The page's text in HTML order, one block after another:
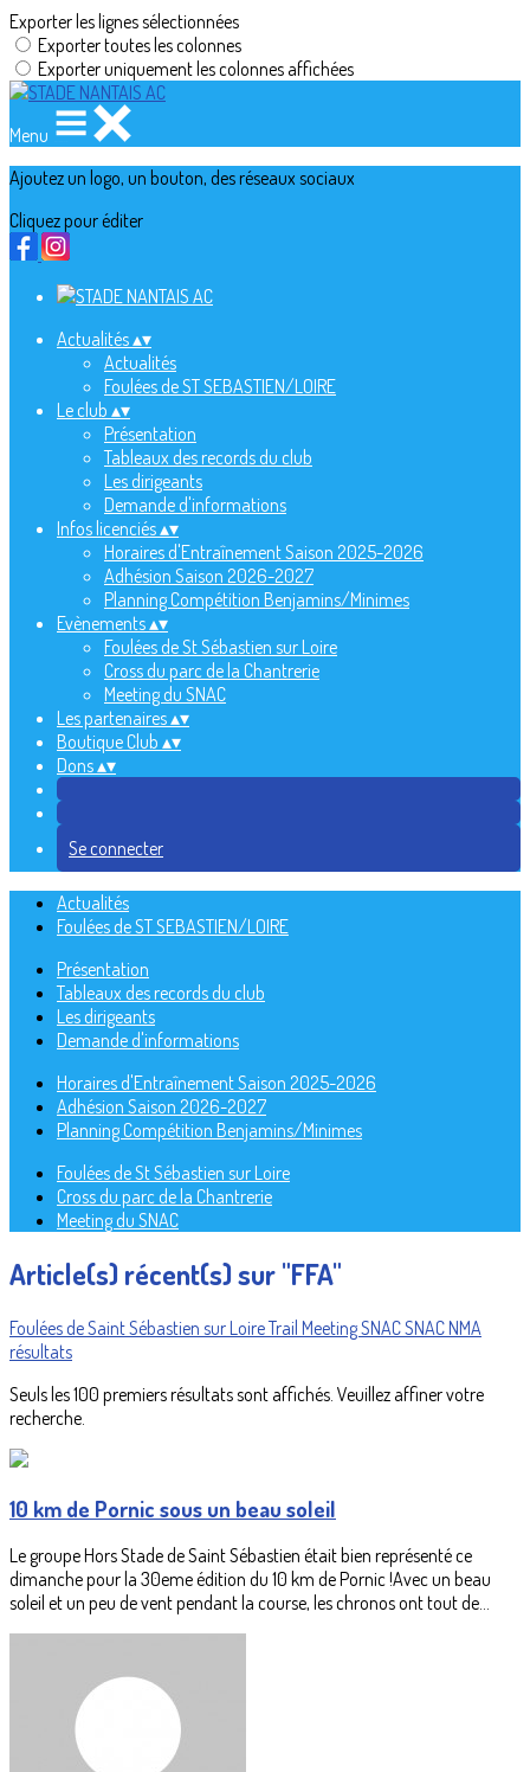
Exporter les lignes sélectionnées
Exporter toutes les colonnes
Exporter uniquement les colonnes affichées
Menu
Ajoutez un logo, un bouton, des réseaux sociaux
Cliquez pour éditer
Actualités▴▾
Actualités
Foulées de ST SEBASTIEN/LOIRE
Le club ▴▾
Présentation
Tableaux des records du club
Les dirigeants
Demande d'informations
Infos licenciés▴▾
Horaires d'Entraînement Saison 2025-2026
Adhésion Saison 2026-2027
Planning Compétition Benjamins/Minimes
Evènements▴▾
Foulées de St Sébastien sur Loire
Cross du parc de la Chantrerie
Meeting du SNAC
Les partenaires▴▾
Boutique Club ▴▾
Dons▴▾
Se connecter
Actualités
Foulées de ST SEBASTIEN/LOIRE
Présentation
Tableaux des records du club
Les dirigeants
Demande d'informations
Horaires d'Entraînement Saison 2025-2026
Adhésion Saison 2026-2027
Planning Compétition Benjamins/Minimes
Foulées de St Sébastien sur Loire
Cross du parc de la Chantrerie
Meeting du SNAC
Article(s) récent(s) sur "FFA"
Foulées de Saint Sébastien sur LoireTrail Meeting SNACSNACNMA
résultats
Seuls les 100 premiers résultats sont affichés. Veuillez affiner votre
recherche.
10 km de Pornic sous un beau soleil
Le groupe Hors Stade de Saint Sébastien était bien représenté ce
dimanche pour la 30eme édition du 10 km de Pornic !Avec un beau
soleil et un peu de vent pendant la course, les chronos ont tout de...